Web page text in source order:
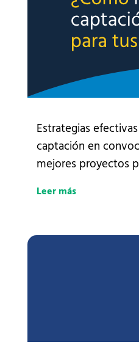
Estrategias
captación en
mejores proyectos
Leer más